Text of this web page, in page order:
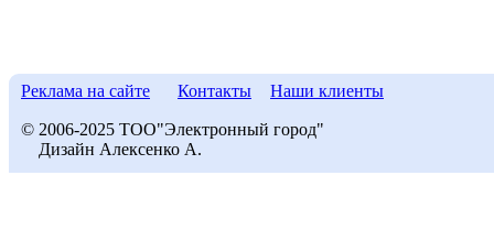
Реклама на сайте Контакты Наши клиенты
© 2006-2025 ТОО"Электронный город"
Дизайн Алексенко А.